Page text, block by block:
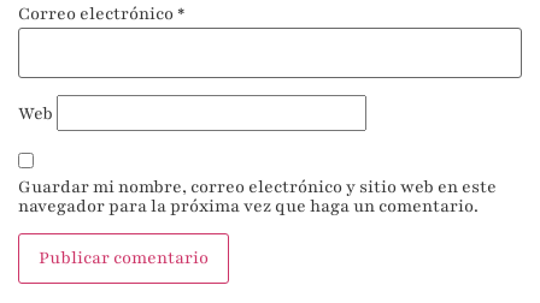
Correo electrónico *
Web
Guardar mi nombre, correo electrónico y sitio web en este
navegador para la próxima vez que haga un comentario.